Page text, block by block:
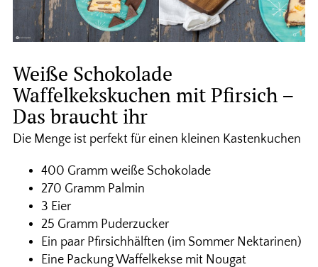
Weiße Schokolade
Waffelkekskuchen mit Pfirsich –
Das braucht ihr
Die Menge ist perfekt für einen kleinen Kastenkuchen
400 Gramm weiße Schokolade
270 Gramm Palmin
3 Eier
25 Gramm Puderzucker
Ein paar Pfirsichhälften (im Sommer Nektarinen)
Eine Packung Waffelkekse mit Nougat